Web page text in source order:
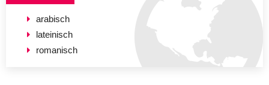
arabisch
lateinisch
romanisch